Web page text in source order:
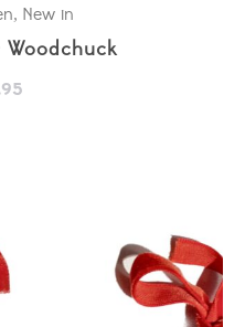
, New in
Woodchuck